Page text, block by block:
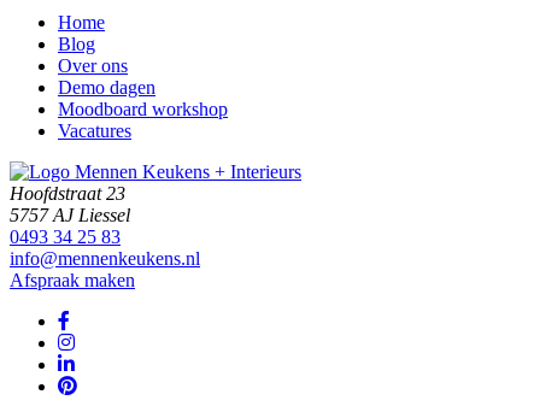
Home
Blog
Over ons
Demo dagen
Moodboard workshop
Vacatures
Hoofdstraat 23
5757 AJ Liessel
0493 34 25 83
info@mennenkeukens.nl
Afspraak maken